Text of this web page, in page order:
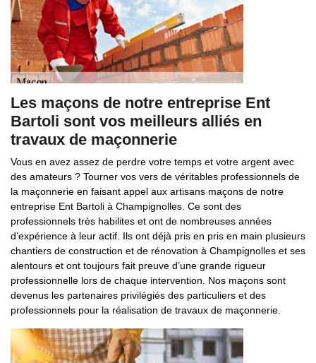
Les maçons de notre entreprise Ent
Bartoli sont vos meilleurs alliés en
travaux de maçonnerie
Vous en avez assez de perdre votre temps et votre argent avec
des amateurs ? Tourner vos vers de véritables professionnels de
la maçonnerie en faisant appel aux artisans maçons de notre
entreprise Ent Bartoli à Champignolles. Ce sont des
professionnels très habilites et ont de nombreuses années
d’expérience à leur actif. Ils ont déjà pris en pris en main plusieurs
chantiers de construction et de rénovation à Champignolles et ses
alentours et ont toujours fait preuve d’une grande rigueur
professionnelle lors de chaque intervention. Nos maçons sont
devenus les partenaires privilégiés des particuliers et des
professionnels pour la réalisation de travaux de maçonnerie.